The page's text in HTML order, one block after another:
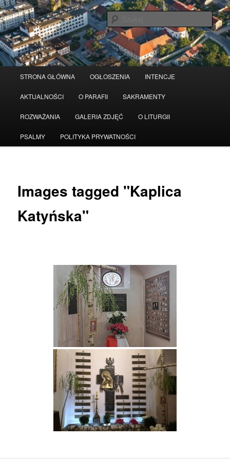
Przeskocz
do
tekstu
STRONA GŁÓWNA OGŁOSZENIA INTENCJE
AKTUALNOŚCI O PARAFII SAKRAMENTY
ROZWAŻANIA GALERIA ZDJĘĆ O LITURGII
PSALMY POLITYKA PRYWATNOŚCI
Images tagged "Kaplica
Katyńska"
Serwis wykorzystuje pliki Cookies Czytaj więcej odrzuć